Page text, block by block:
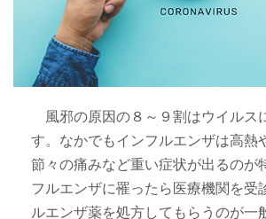
風邪の原因の８～９割はウイルス
す。なかでもインフルエンザは高熱
節々の痛みなど重い症状が出るのが
フルエンザに罹ったら医療機関を受
ルエンザ薬を処方してもらうのが一